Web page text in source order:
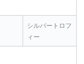
シルバートロフ
ィー